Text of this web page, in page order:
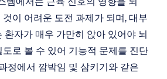
이 어려운 도전 과제가 되며, 대부
환자가 매우 가만히 앉아 있어야 뇌
로 볼 수 있어 기능적 문제를 진단
정에서 깜박임 및 삼키기와 같은